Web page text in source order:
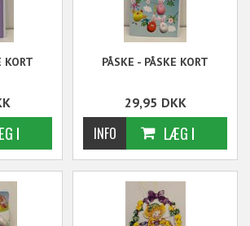
KORT PÅSKE - PÅSKE KORT
29,95 DKK